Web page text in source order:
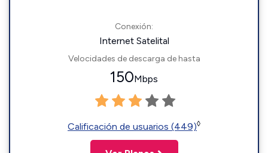
Conexión:
Internet Satelital
Velocidades de descarga de hasta
150Mbps
Calificación de usuarios (449)◊